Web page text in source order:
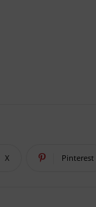
X Pinterest